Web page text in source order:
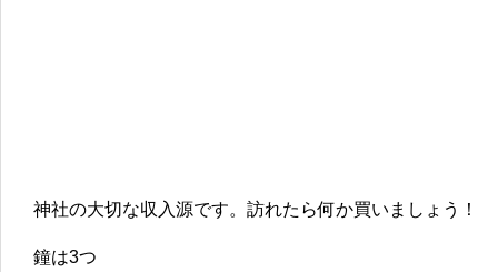
神社の大切な収入源です。訪れたら何か買いましょう！
鐘は3つ